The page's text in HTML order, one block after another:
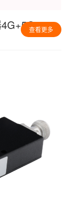
查看更多